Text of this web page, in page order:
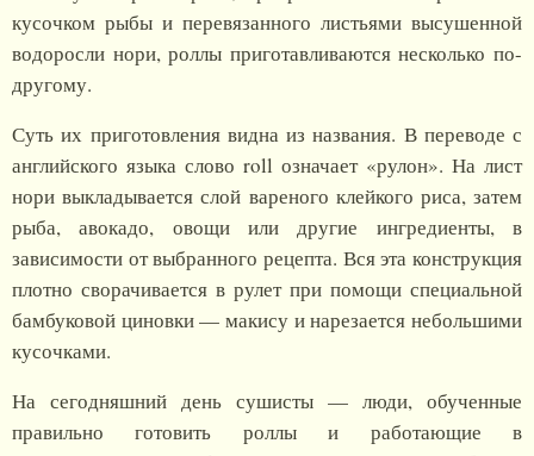
кусочком рыбы и перевязанного листьями высушенной
водоросли нори, роллы приготавливаются несколько по-
другому.
Суть их приготовления видна из названия. В переводе с
английского языка слово roll означает «рулон». На лист
нори выкладывается слой вареного клейкого риса, затем
рыба, авокадо, овощи или другие ингредиенты, в
зависимости от выбранного рецепта. Вся эта конструкция
плотно сворачивается в рулет при помощи специальной
бамбуковой циновки — макису и нарезается небольшими
кусочками.
На сегодняшний день сушисты — люди, обученные
правильно готовить роллы и работающие в